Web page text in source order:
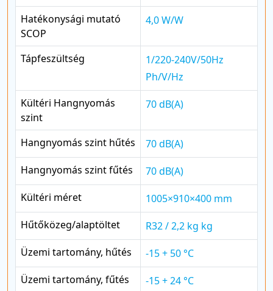
Hatékonysági mutató
SCOP
4,0 W/W
Tápfeszültség
1/220-240V/50Hz
Ph/V/Hz
Kültéri Hangnyomás
szint
70 dB(A)
Hangnyomás szint hűtés
70 dB(A)
Hangnyomás szint fűtés
70 dB(A)
Kültéri méret
1005×910×400 mm
Hűtőközeg/alaptöltet
R32 / 2,2 kg kg
Üzemi tartomány, hűtés
-15 + 50 °C
Üzemi tartomány, fűtés
-15 + 24 °C